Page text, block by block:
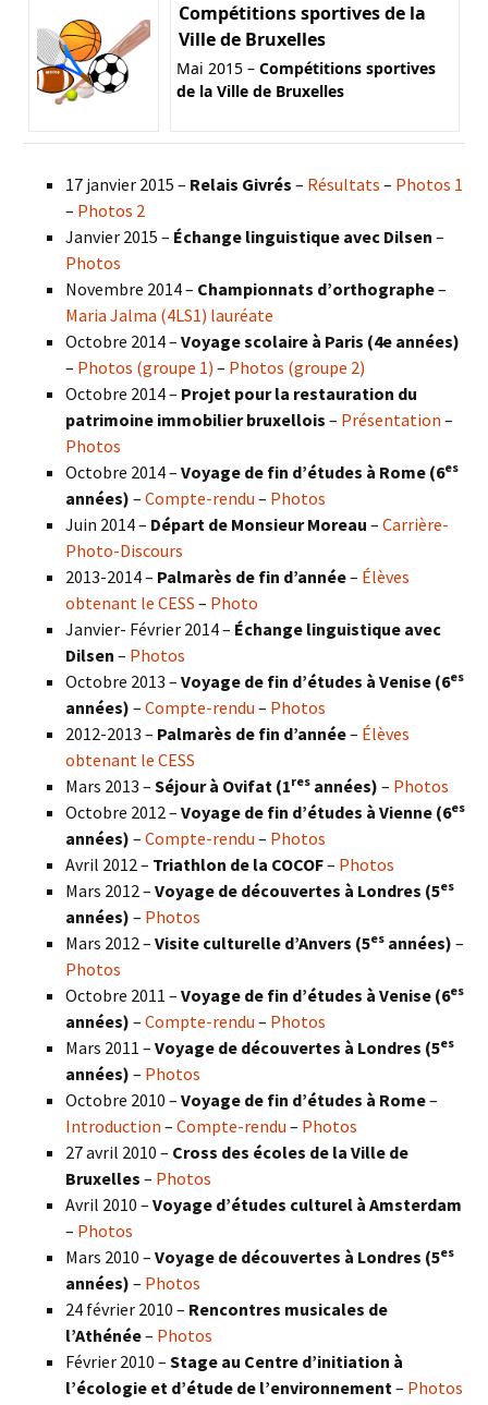
Compétitions sportives de la
Ville de Bruxelles
Mai 2015 – Compétitions sportives
de la Ville de Bruxelles
17 janvier 2015 – Relais Givrés – Résultats – Photos 1
– Photos 2
Janvier 2015 – Échange linguistique avec Dilsen –
Photos
Novembre 2014 – Championnats d’orthographe–
Maria Jalma (4LS1) lauréate
Octobre 2014 – Voyage scolaire à Paris (4e années)
– Photos (groupe 1) – Photos (groupe 2)
Octobre 2014 – Projet pour la restauration du
patrimoine immobilier bruxellois – Présentation –
Photos
Octobre 2014 – Voyage de fin d’études à Rome (6es
années) – Compte-rendu – Photos
Juin 2014 – Départ de Monsieur Moreau – Carrière-
Photo-Discours
2013-2014 – Palmarès de fin d’année– Élèves
obtenant le CESS – Photo
Janvier- Février 2014 – Échange linguistique avec
Dilsen – Photos
Octobre 2013 – Voyage de fin d’études à Venise (6es
années) – Compte-rendu – Photos
2012-2013 – Palmarès de fin d’année– Élèves
obtenant le CESS
Mars 2013 – Séjour à Ovifat (1res années) – Photos
Octobre 2012 – Voyage de fin d’études à Vienne (6es
années) – Compte-rendu – Photos
Avril 2012 – Triathlon de la COCOF– Photos
Mars 2012 – Voyage de découvertes à Londres (5es
années) – Photos
Mars 2012 – Visite culturelle d’Anvers (5es années) –
Photos
Octobre 2011 – Voyage de fin d’études à Venise (6es
années) – Compte-rendu – Photos
Mars 2011 – Voyage de découvertes à Londres (5es
années) – Photos
Octobre 2010 – Voyage de fin d’études à Rome–
Introduction – Compte-rendu – Photos
27 avril 2010 – Cross des écoles de la Ville de
Bruxelles – Photos
Avril 2010 – Voyage d’études culturel à Amsterdam
– Photos
Mars 2010 – Voyage de découvertes à Londres (5es
années) – Photos
24 février 2010 – Rencontres musicales de
l’Athénée– Photos
Février 2010 – Stage au Centre d’initiation à
l’écologie et d’étude de l’environnement– Photos